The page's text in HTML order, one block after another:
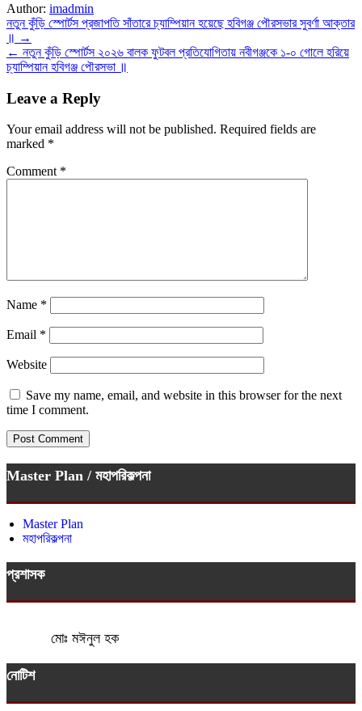
Author: imadmin
Post
navigation
নতুন কুঁড়ি স্পোর্টস প্রজাপতি সাঁতারে চ্যাম্পিয়ান হয়েছে হবিগঞ্জ পৌরসভার সুবর্ণা আক্তার
॥ →
← নতুন কুঁড়ি স্পোর্টস ২০২৬ বালক ফুটবল প্রতিযোগিতায় নবীগঞ্জকে ১-০ গোলে হরিয়ে
চ্যাম্পিয়ান হবিগঞ্জ পৌরসভা ॥
Leave a Reply
Your email address will not be published. Required fields are
marked *
Comment *
Name *
Email *
Website
Save my name, email, and website in this browser for the next
time I comment.
Master Plan / মহাপরিকল্পনা
Master Plan
মহাপরিকল্পনা
প্রশাসক
মোঃ মঈনুল হক
নোটিশ